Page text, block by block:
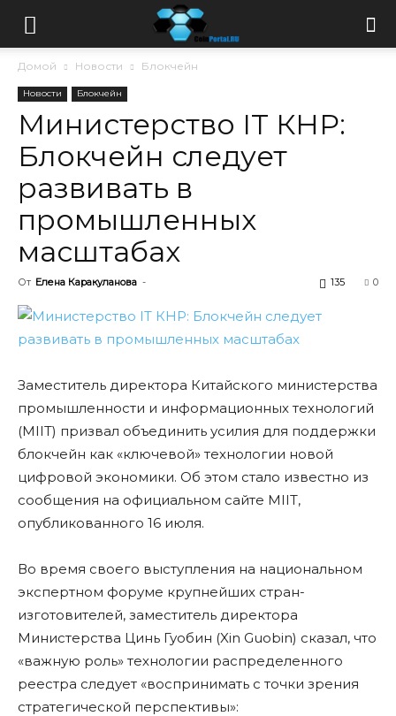
Домой Новости Блокчейн
Новости Блокчейн
Министерство IT КНР:
Блокчейн следует
развивать в
промышленных
масштабах
От Елена Каракуланова - 0
135
Заместитель директора Китайского министерства
промышленности и информационных технологий
(MIIT) призвал объединить усилия для поддержки
блокчейн как «ключевой» технологии новой
цифровой экономики. Об этом стало известно из
сообщения на официальном сайте MIIT,
опубликованного 16 июля.
Во время своего выступления на национальном
экспертном форуме крупнейших стран-
изготовителей, заместитель директора
Министерства Цинь Гуобин (Xin Guobin) сказал, что
«важную роль» технологии распределенного
реестра следует «воспринимать с точки зрения
стратегической перспективы»: